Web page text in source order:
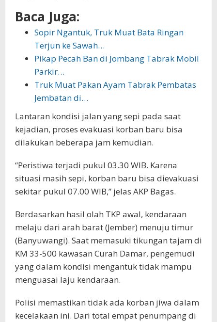
Baca Juga:
Sopir Ngantuk, Truk Muat Bata Ringan
Terjun ke Sawah…
Pikap Pecah Ban di Jombang Tabrak Mobil
Parkir…
Truk Muat Pakan Ayam Tabrak Pembatas
Jembatan di…
Lantaran kondisi jalan yang sepi pada saat
kejadian, proses evakuasi korban baru bisa
dilakukan beberapa jam kemudian.
“Peristiwa terjadi pukul 03.30 WIB. Karena
situasi masih sepi, korban baru bisa dievakuasi
sekitar pukul 07.00 WIB,” jelas AKP Bagas.
Berdasarkan hasil olah TKP awal, kendaraan
melaju dari arah barat (Jember) menuju timur
(Banyuwangi). Saat memasuki tikungan tajam di
KM 33-500 kawasan Curah Damar, pengemudi
yang dalam kondisi mengantuk tidak mampu
menguasai laju kendaraan.
Polisi memastikan tidak ada korban jiwa dalam
kecelakaan ini. Dari total empat penumpang di